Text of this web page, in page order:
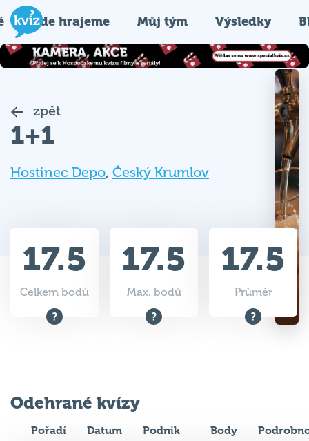
Kde hrajeme Můj tým Výsledky
zpět
1+1
Hostinec Depo, Český Krumlov
17.5
Celkem bodů
17.5
Max. bodů
17.5
Průměr
Odehrané kvízy
Pořadí Datum Podnik Body